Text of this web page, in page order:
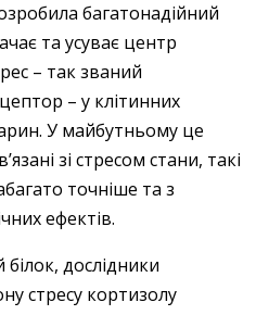
багатонадійний
та усуває центр
– так званий
– у клітинних
У майбутньому це
зі стресом стани, такі
точніше та з
ефектів.
дослідники
стресу кортизолу